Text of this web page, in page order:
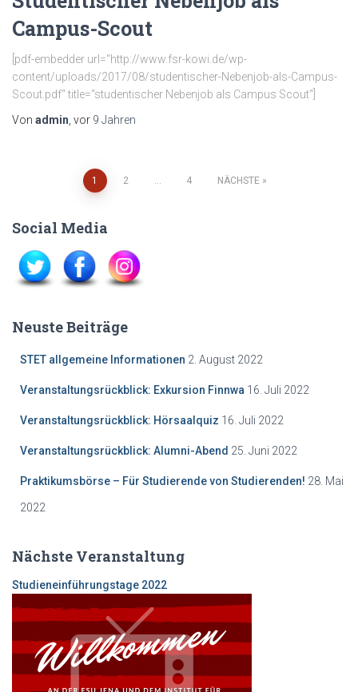
Campus-Scout
[pdf-embedder url=“http://www.fsr-kowi.de/wp-
content/uploads/2017/08/studentischer-Nebenjob-als-Campus-
Scout.pdf“ title=“studentischer Nebenjob als Campus Scout“]
Von admin , vor 9 Jahren
Beitragsnavigation
1 2 4 NÄCHSTE
Social Media
Neuste Beiträge
STET allgemeine Informationen 2. August 2022
Veranstaltungsrückblick: Exkursion Finnwa 16. Juli 2022
Veranstaltungsrückblick: Hörsaalquiz 16. Juli 2022
Veranstaltungsrückblick: Alumni-Abend 25. Juni 2022
Praktikumsbörse – Für Studierende von Studierenden! 28. Mai
2022
Nächste Veranstaltung
Studieneinführungstage 2022